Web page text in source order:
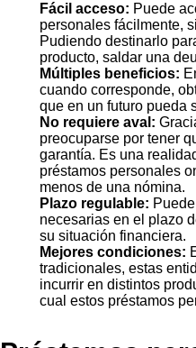
Fácil acceso: Puede
personales fácilmente,
Pudiendo destinarlo
producto, saldar una
Múltiples beneficios:
cuando corresponde,
que en un futuro pueda
No requiere aval:
preocuparse por tener
garantía. Es una
préstamos personales
menos de una nómina.
Plazo regulable:
necesarias en el plazo
su situación financiera.
Mejores condiciones:
tradicionales, estas
incurrir en distintos
cual estos préstamos